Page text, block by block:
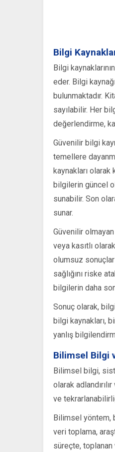
Bilgi
Bilgi
eder. Bilgi
bulunmaktadır.
sayılabilir. Her
değerlendirme,
Güvenilir bilgi
temellere
kaynakları olarak
bilgilerin güncel
sunabilir. Son
sunar.
Güvenilir
veya kasıtlı
olumsuz
sağlığını riske
bilgilerin daha
Sonuç olarak,
bilgi kaynakları,
yanlış
Bilimsel Bilgi
Bilimsel bilgi,
olarak
ve
Bilimsel yöntem,
veri toplama,
süreçte,